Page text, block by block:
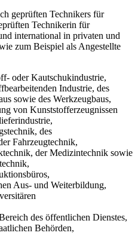
geprüften Technikers für
Tech­nikerin für
international in privaten und
zum Beispiel als Angestellte
oder Kautschukindustrie,
Industrie, des
sowie des Werkzeugbaus,
von Kunststofferzeugnissen
des
Fahrzeugtechnik,
der Medizintechnik sowie
Aus- und Weiterbildung,
des öffent­lichen Dienstes,
Behörden,